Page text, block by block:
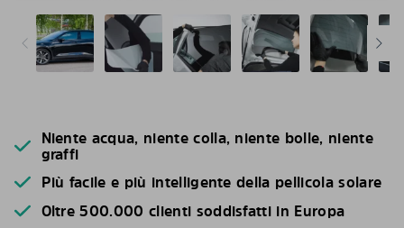
Niente acqua, niente colla, niente bolle, niente
graffi
Più facile e più intelligente della pellicola solare
Oltre 500.000 clienti soddisfatti in Europa